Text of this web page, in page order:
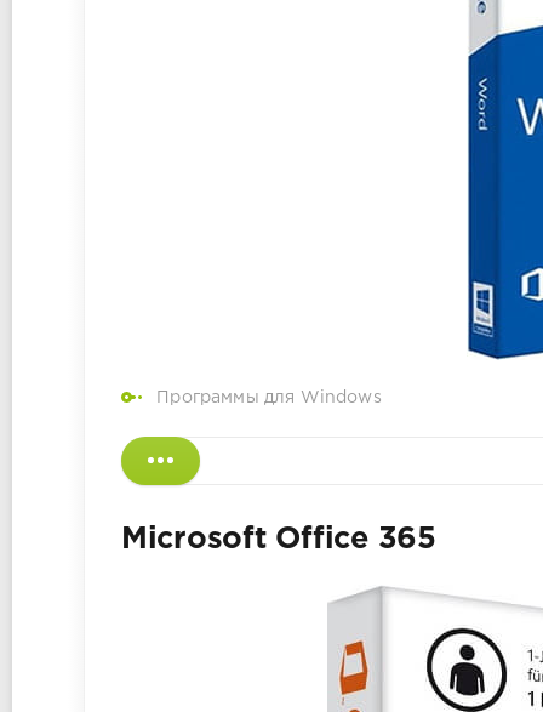
Программы для Windows
Microsoft Office 365